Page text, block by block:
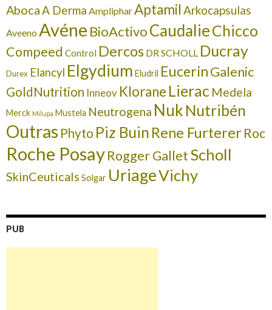
AbocaA Derma AmplipharAptamil Arkocapsulas
Aveeno Avéne BioActivoCaudalieChicco
Compeed Control Dercos DR SCHOLL Ducray
Durex Elancyl Elgydium Eludril EucerinGalenic
GoldNutrition Inneov Klorane Lierac Medela
Merck Milupa Mustela Neutrogena Nuk Nutribén
Outras Phyto Piz Buin Rene FurtererRoc
Roche PosayRogger GalletScholl
SkinCeuticals Solgar UriageVichy
PUB